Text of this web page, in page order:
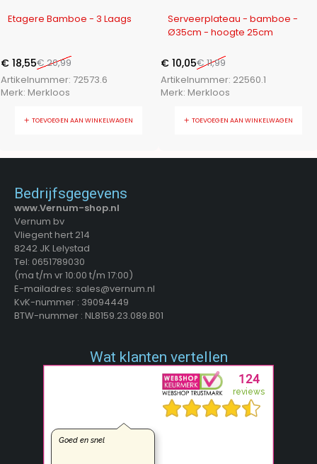
-12%
Etagere Bamboe - 3 Laags
€20,99
€ 18,55
Artikelnummer: 72573.6
Merk: Merkloos
TOEVOEGEN AAN WINKELWAGEN
-16%
Serveerplateau - bamboe -
Ø35cm - hoogte 25cm
€11,99
€ 10,05
Artikelnummer: 22560.1
Merk: Merkloos
TOEVOEGEN AAN WINKELWAGEN
Bedrijfsgegevens
www.Vernum-shop.nl
Vernum bv
Vliegent hert 214
8242 JK Lelystad
Tel: 0651789030
(ma t/m vr 10:00 t/m 17:00)
E-mailadres: sales@vernum.nl
KvK-nummer : 39094449
BTW-nummer : NL8159.23.089.B01
Wat klanten vertellen